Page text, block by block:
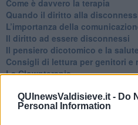
QUInewsValdisieve.it - Do
Personal Information
Come è davvero la terapia
Quando il diritto alla
​L’importanza della
​Il diritto ad essere disconnessi
​Il pensiero dicotomico e la
​Consigli di lettura per genitori e
​La Clownterapia
L’invisibile fatica mentale
Vacanze a km zero